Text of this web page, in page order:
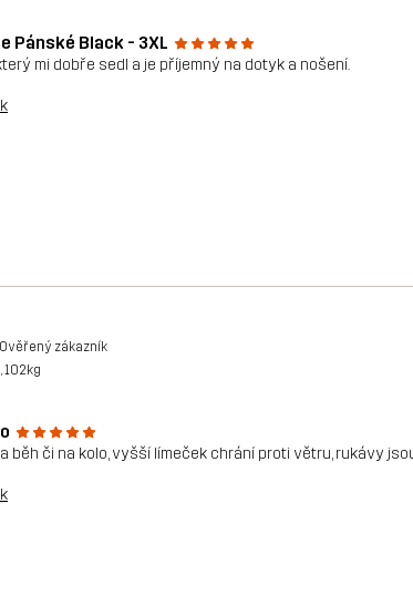
Pánské Black - 3XL
mi dobře sedl a je příjemný na dotyk a nošení.
Ověřený zákazník
102kg
běh či na kolo, vyšší límeček chrání proti větru, rukávy